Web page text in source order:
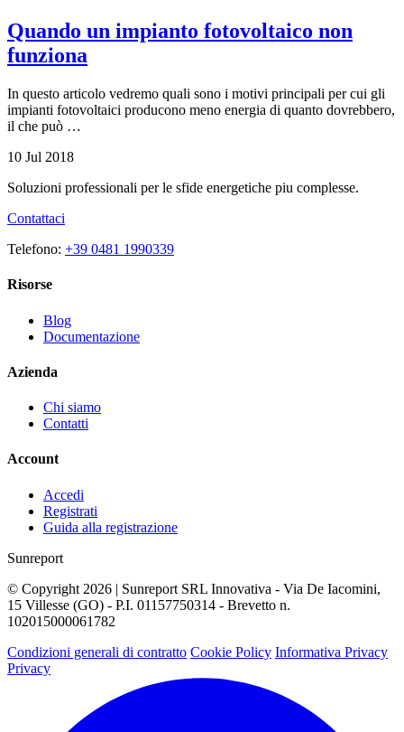
Quando un impianto fotovoltaico non
funziona
In questo articolo vedremo quali sono i motivi principali per cui gli
impianti fotovoltaici producono meno energia di quanto dovrebbero,
il che può …
10 Jul 2018
Soluzioni professionali per le sfide energetiche piu complesse.
Contattaci
Telefono: +39 0481 1990339
Risorse
Blog
Documentazione
Azienda
Chi siamo
Contatti
Account
Accedi
Registrati
Guida alla registrazione
Sunreport
© Copyright 2026 | Sunreport SRL Innovativa - Via De Iacomini,
15 Villesse (GO) - P.I. 01157750314 - Brevetto n.
102015000061782
Condizioni generali di contratto Cookie Policy Informativa Privacy
Privacy